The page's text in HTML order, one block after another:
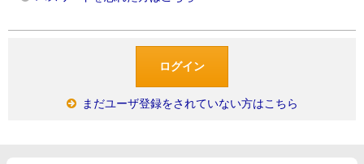
まだユーザ登録をされていない方はこちら